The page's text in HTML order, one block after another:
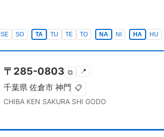
SE SO TA TU TE TO NA NI HA HU
〒 285-0803 ⧉ 📍
千葉県 佐倉市 神門 📋
CHIBA KEN SAKURA SHI GODO